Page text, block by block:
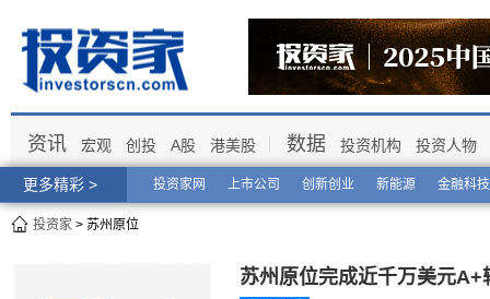
更多精彩 > 投资家网 上市公司 创新创业 新能源 金融科技
资讯 宏观 创投 A股 港美股 数据 投资机构 投资人物
投资家 > 苏州原位
苏州原位完成近千万美元A+